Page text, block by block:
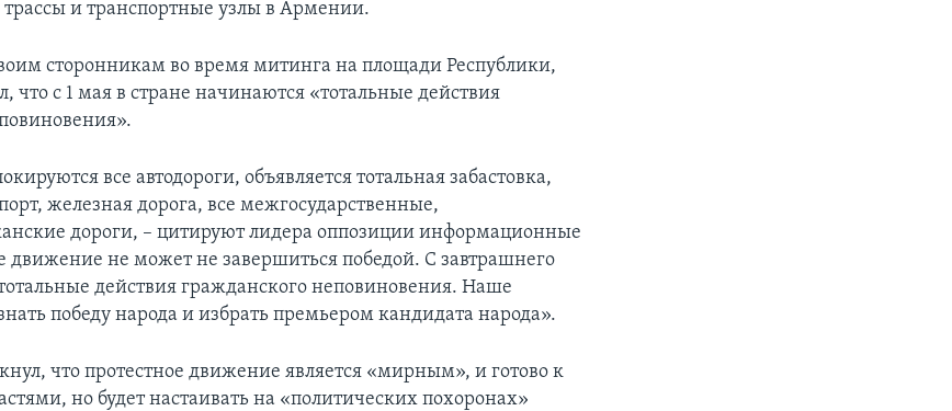
трассы и транспортные узлы в Армении.
сторонникам во время митинга на площади Республики,
что с 1 мая в стране начинаются «тотальные действия
все автодороги, объявляется тотальная забастовка,
железная дорога, все межгосударственные,
дороги, – цитируют лидера оппозиции информационные
движение не может не завершиться победой. С завтрашнего
действия гражданского неповиновения. Наше
победу народа и избрать премьером кандидата народа».
что протестное движение является «мирным», и готово к
но будет настаивать на «политических похоронах»